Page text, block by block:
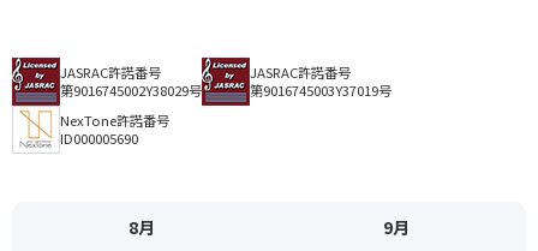
JASRAC許諾番号
第9016745002Y38029号
JASRAC許諾番号
第9016745003Y37019号
NexTone許諾番号
ID000005690
8月 9月